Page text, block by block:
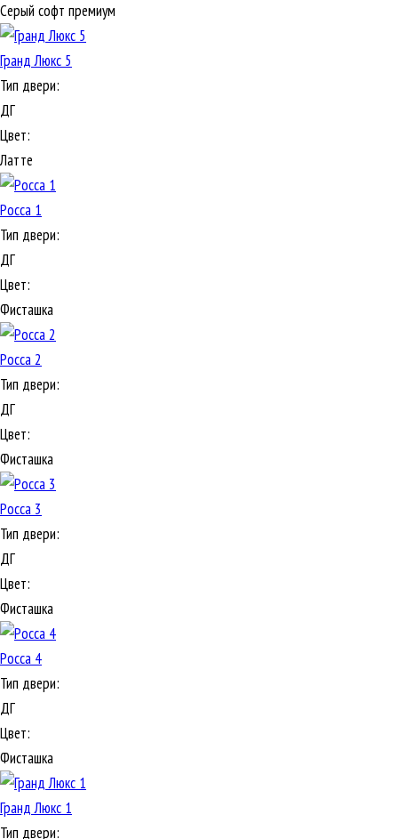
Серый софт премиум
Гранд Люкс 5
Тип двери:
ДГ
Цвет:
Латте
Росса 1
Тип двери:
ДГ
Цвет:
Фисташка
Росса 2
Тип двери:
ДГ
Цвет:
Фисташка
Росса 3
Тип двери:
ДГ
Цвет:
Фисташка
Росса 4
Тип двери:
ДГ
Цвет:
Фисташка
Гранд Люкс 1
Тип двери: